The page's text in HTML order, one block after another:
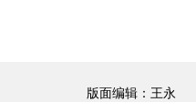
版面编辑：王永